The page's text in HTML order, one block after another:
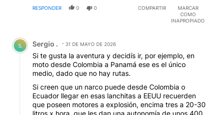
RESPONDER 0 0 COMPARTIR
MARCAR
COMO
INAPROPIADO
Comentario de Sergio ..
S. Sergio . 31 DE MAYO DE 2026
Si te gusta la aventura y decidís ir, por ejemplo, en
moto desde Colombia a Panamá ese es el único
medio, dado que no hay rutas.
Si creen que un narco puede desde Colombia o
Ecuador llegar en esas lanchitas a EEUU recuerden
que poseen motores a explosión, encima tres a 20-30
litros x hora, que les dan una autonomía de unos 400